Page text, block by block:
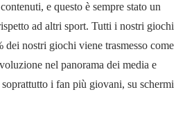
e questo è sempre stato un
ad altri sport. Tutti i nostri giochi
nostri giochi viene trasmesso come
nel panorama dei media e
i fan più giovani, su schermi